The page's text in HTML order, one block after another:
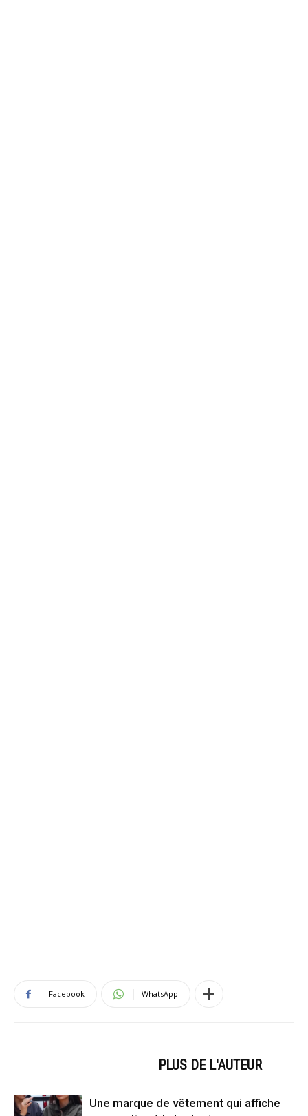
Facebook WhatsApp
PLUS DE L'AUTEUR
Une marque de vêtement qui affiche